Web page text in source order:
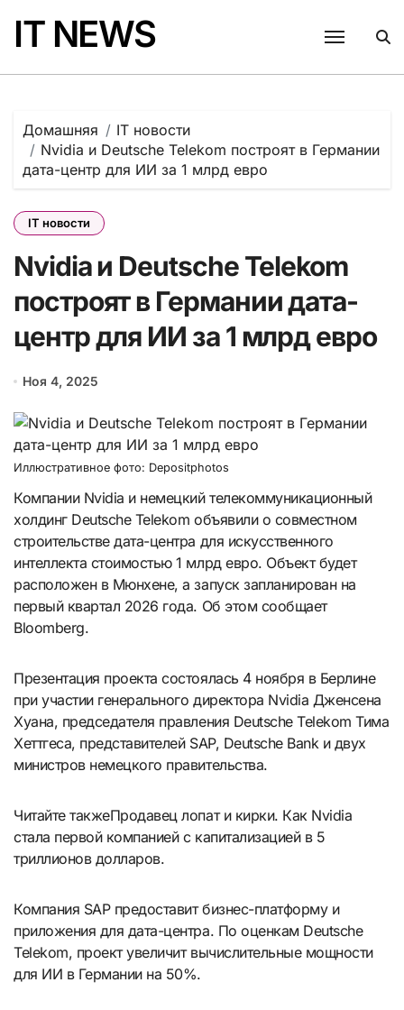
содержанию
IT NEWS
Домашняя
IT новости
Nvidia и Deutsche Telekom построят в Германии
дата-центр для ИИ за 1 млрд евро
IT новости
Nvidia и Deutsche Telekom
построят в Германии дата-
центр для ИИ за 1 млрд евро
Ноя 4, 2025
Иллюстративное фото: Depositphotos
Компании Nvidia и немецкий телекоммуникационный
холдинг Deutsche Telekom объявили о совместном
строительстве дата-центра для искусственного
интеллекта стоимостью 1 млрд евро. Объект будет
расположен в Мюнхене, а запуск запланирован на
первый квартал 2026 года. Об этом сообщает
Bloomberg.
Презентация проекта состоялась 4 ноября в Берлине
при участии генерального директора Nvidia Дженсена
Хуана, председателя правления Deutsche Telekom Тима
Хеттгеса, представителей SAP, Deutsche Bank и двух
министров немецкого правительства.
Читайте такжеПродавец лопат и кирки. Как Nvidia
стала первой компанией с капитализацией в 5
триллионов долларов.
Компания SAP предоставит бизнес-платформу и
приложения для дата-центра. По оценкам Deutsche
Telekom, проект увеличит вычислительные мощности
для ИИ в Германии на 50%.